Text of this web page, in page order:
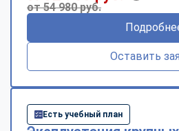
от 54 980 руб.
Оставить
Есть учебный план